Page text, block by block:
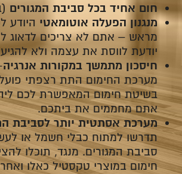
חום אחיד בכל סביבת המגורים
מנגנון הפעלה אוטומאטי היודע
מראש – אתם לא צריכים לדאוג
יודעת לווסת את עצמה ולא
חיסכון מתמשך במקורות אנרגיה
מערכת החימום התת רצפתי
בשיטת חימום המאפשרת לכם
אתם מחממים את ביתכם.
מערכת אסתטית יותר לסביבת
תדרשו למתוח כבלי חשמל או
סביבת המגורים. מנגד, תוכלו
חימום במוצרי טקסטיל כאלו